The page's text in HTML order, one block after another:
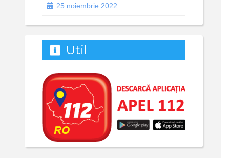
25 noiembrie 2022
Util